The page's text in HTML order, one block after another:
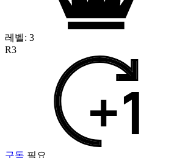
레벨: 3
R3
구독 필요